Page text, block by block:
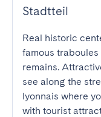
Stadtteil
Real historic
famous
remains.
see along the
lyonnais where
with tourist